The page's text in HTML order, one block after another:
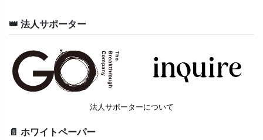
👑 法人サポーター
法人サポーターについて
📄 ホワイトペーパー